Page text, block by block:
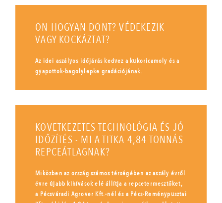
ÖN HOGYAN DÖNT? VÉDEKEZIK
VAGY KOCKÁZTAT?
Az idei aszályos időjárás kedvez a kukoricamoly és a
gyapottok-bagolylepke gradációjának.
KÖVETKEZETES TECHNOLÓGIA ÉS JÓ
IDŐZÍTÉS - MI A TITKA 4,84 TONNÁS
REPCEÁTLAGNAK?
Miközben az ország számos térségében az aszály évről
évre újabb kihívások elé állítja a repcetermesztőket,
a Pécsváradi Agrover Kft.-nél és a Pécs-Reménypusztai